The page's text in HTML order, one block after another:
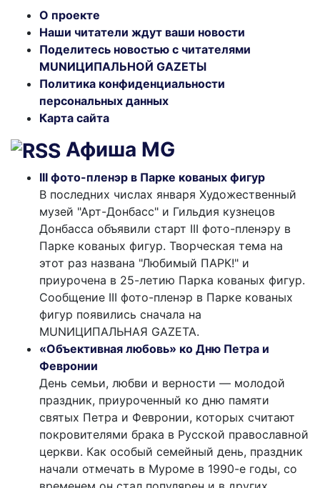
О проекте
Наши читатели ждут ваши новости
Поделитесь новостью с читателями
MUNИЦИПАЛЬНОЙ GAZЕТЫ
Политика конфиденциальности
персональных данных
Карта сайта
Афиша MG
III фото-пленэр в Парке кованых фигур
В последних числах января Художественный
музей "Арт-Донбасс" и Гильдия кузнецов
Донбасса объявили старт III фото-пленэру в
Парке кованых фигур. Творческая тема на
этот раз названа "Любимый ПАРК!" и
приурочена в 25-летию Парка кованых фигур.
Сообщение III фото-пленэр в Парке кованых
фигур появились сначала на
MUNИЦИПАЛЬНАЯ GAZЕТА.
«Объективная любовь» ко Дню Петра и
Февронии
День семьи, любви и верности — молодой
праздник, приуроченный ко дню памяти
святых Петра и Февронии, которых считают
покровителями брака в Русской православной
церкви. Как особый семейный день, праздник
начали отмечать в Муроме в 1990-е годы, со